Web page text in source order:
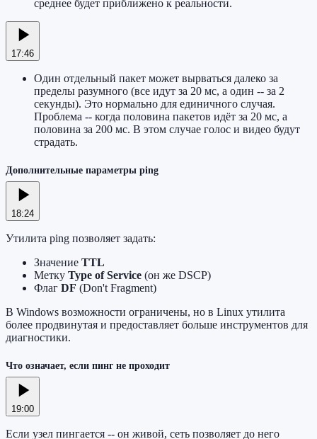
среднее будет приближено к реальности.
17:46
Один отдельный пакет может вырваться далеко за
пределы разумного (все идут за 20 мс, а один -- за 2
секунды). Это нормально для единичного случая.
Проблема -- когда половина пакетов идёт за 20 мс, а
половина за 200 мс. В этом случае голос и видео будут
страдать.
Дополнительные параметры ping
18:24
Утилита ping позволяет задать:
Значение TTL
Метку Type of Service (он же DSCP)
Флаг DF (Don't Fragment)
В Windows возможности ограничены, но в Linux утилита
более продвинутая и предоставляет больше инструментов для
диагностики.
Что означает, если пинг не проходит
19:00
Если узел пингается -- он живой, сеть позволяет до него